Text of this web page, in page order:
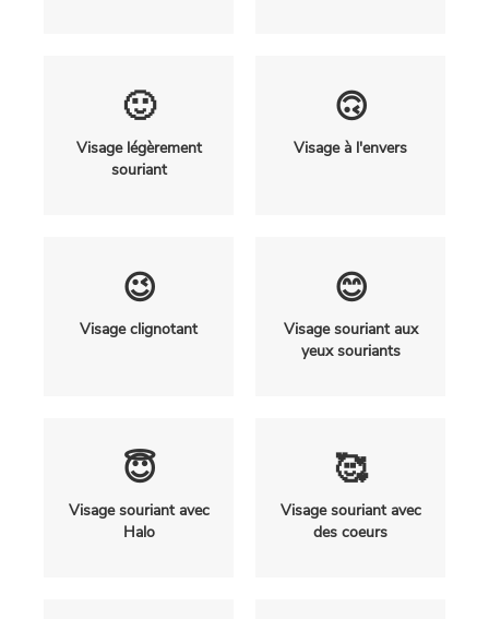
🙂
Visage légèrement
souriant
🙃
Visage à l'envers
😉
Visage clignotant
😊
Visage souriant aux
yeux souriants
😇
Visage souriant avec
Halo
🥰
Visage souriant avec
des coeurs